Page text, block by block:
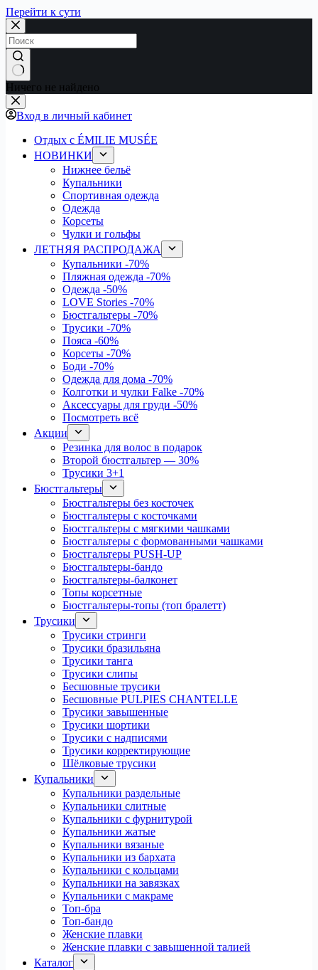
Перейти к сути
Ничего не найдено
Вход в личный кабинет
Отдых с ÉMILIE MUSÉE
НОВИНКИ
Нижнее бельё
Купальники
Спортивная одежда
Одежда
Корсеты
Чулки и гольфы
ЛЕТНЯЯ РАСПРОДАЖА
Купальники -70%
Пляжная одежда -70%
Одежда -50%
LOVE Stories -70%
Бюстгальтеры -70%
Трусики -70%
Пояса -60%
Корсеты -70%
Боди -70%
Одежда для дома -70%
Колготки и чулки Falke -70%
Аксессуары для груди -50%
Посмотреть всё
Акции
Резинка для волос в подарок
Второй бюстгальтер — 30%
Трусики 3+1
Бюстгальтеры
Бюстгальтеры без косточек
Бюстгальтеры с косточками
Бюстгальтеры с мягкими чашками
Бюстгальтеры с формованными чашками
Бюстгальтеры PUSH-UP
Бюстгальтеры-бандо
Бюстгальтеры-балконет
Топы корсетные
Бюстгальтеры-топы (топ бралетт)
Трусики
Трусики стринги
Трусики бразильяна
Трусики танга
Трусики слипы
Бесшовные трусики
Бесшовные PULPIES CHANTELLE
Трусики завышенные
Трусики шортики
Трусики с надписями
Трусики корректирующие
Шёлковые трусики
Купальники
Купальники раздельные
Купальники слитные
Купальники с фурнитурой
Купальники жатые
Купальники вязаные
Купальники из бархата
Купальники с кольцами
Купальники на завязках
Купальники с макраме
Топ-бра
Топ-бандо
Женские плавки
Женские плавки с завышенной талией
Каталог